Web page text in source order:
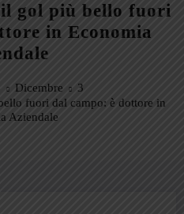
gol più bello fuori
in Economia
Dicembre
3
fuori dal campo: è dottore in
Aziendale